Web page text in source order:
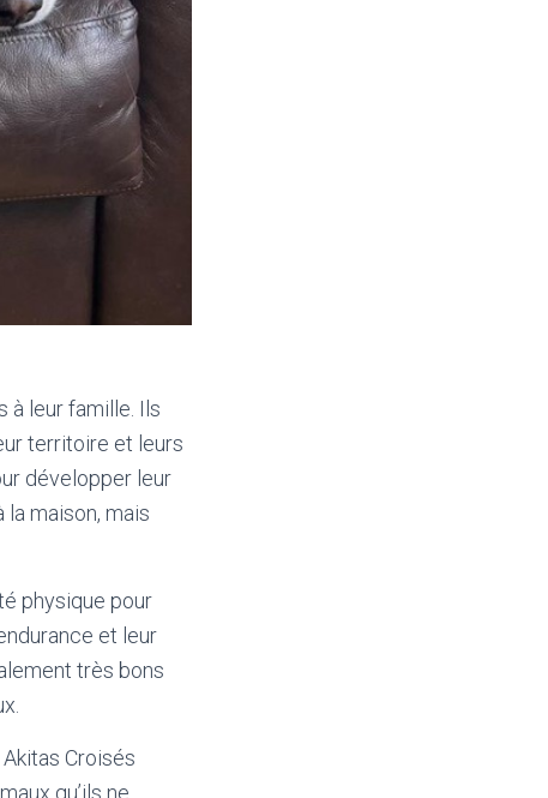
à leur famille. Ils
territoire et leurs
développer leur
maison, mais
physique pour
et leur
très bons
Croisés
qu’ils ne